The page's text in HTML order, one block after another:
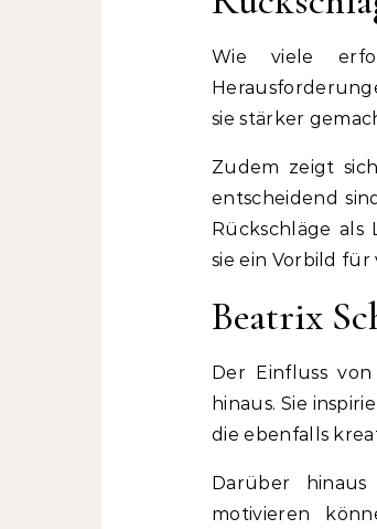
Wie viele
sie stärker
Zudem zeigt
entscheidend
Rückschläge
sie ein Vorbild für
Beatrix
Der Einfluss von
hinaus. Sie
die ebenfalls
Darüber
motivieren